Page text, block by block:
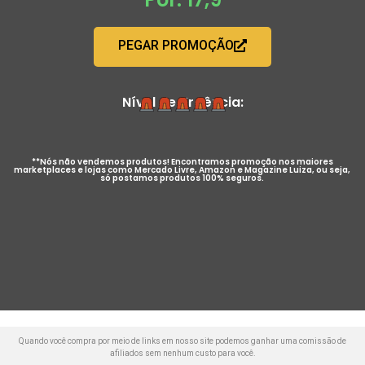
PEGAR PROMOÇÃO
Nível de Urgência:
**Nós não vendemos produtos! Encontramos promoção nos maiores
marketplaces e lojas como Mercado Livre, Amazon e Magazine Luiza, ou seja,
só postamos produtos 100% seguros.
Quando você compra por meio de links em nosso site podemos ganhar uma comissão de
afiliados sem nenhum custo para você.